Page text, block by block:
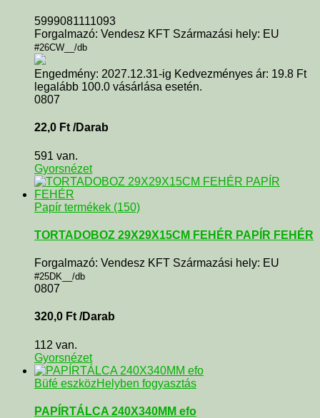
5999081111093
Forgalmazó: Vendesz KFT Származási hely: EU
#26CW__/db
Engedmény: 2027.12.31-ig Kedvezményes ár: 19.8 Ft
legalább 100.0 vásárlása esetén.
0807
22,0 Ft /Darab
591 van.
Gyorsnézet
Papír termékek (150)
TORTADOBOZ 29X29X15CM FEHÉR PAPÍR FEHÉR
Forgalmazó: Vendesz KFT Származási hely: EU
#25DK__/db
0807
320,0 Ft /Darab
112 van.
Gyorsnézet
Büfé eszközHelyben fogyasztás
PAPÍRTÁLCA 240X340MM efo